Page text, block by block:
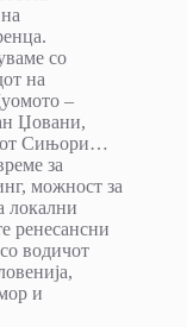
со
на
–
Џовани,
Сињори…
за
можност за
локални
ренесансни
водичот
и